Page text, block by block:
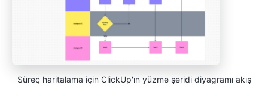
Süreç haritalama için ClickUp'ın yüzme şeridi diyagramı akış